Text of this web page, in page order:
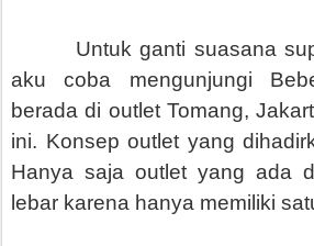
Untuk ganti suasana
aku coba mengunjungi
berada di outlet Tomang,
ini. Konsep outlet yang
Hanya saja outlet yang ada
lebar karena hanya memiliki